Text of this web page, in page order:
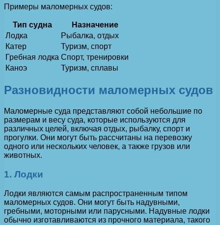
Примеры маломерных судов:
Тип судна
Назначение
Лодка
Рыбалка, отдых
Катер
Туризм, спорт
Гребная лодка Спорт, тренировки
Каноэ
Туризм, сплавы
Разновидности маломерных судов
Маломерные суда представляют собой небольшие по
размерам и весу суда, которые используются для
различных целей, включая отдых, рыбалку, спорт и
прогулки. Они могут быть рассчитаны на перевозку
одного или нескольких человек, а также грузов или
животных.
1. Лодки
Лодки являются самым распространенным типом
маломерных судов. Они могут быть надувными,
гребными, моторными или парусными. Надувные лодки
обычно изготавливаются из прочного материала, такого